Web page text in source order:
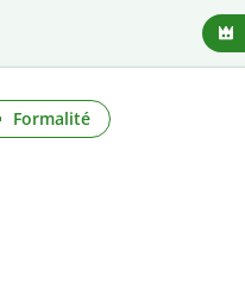
Formalité